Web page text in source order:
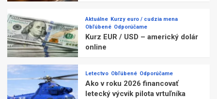
Aktuálne Kurzy euro / cudzia mena
Obľúbené Odporúčame
Kurz EUR / USD – americký dolár
online
Letectvo Obľúbené Odporúčame
Ako v roku 2026 financovať
letecký výcvik pilota vrtuľníka